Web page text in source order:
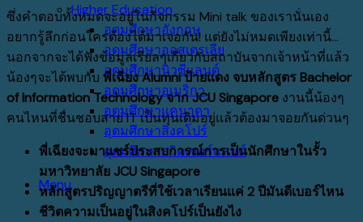
Higher Education
อุดมศึกษาอังกฤษ
อุดมศึกษาออสเตรเลีย
อุดมศึกษานิวซีแลนด์
อุดมศึกษาอเมริกา
อุดมศึกษาแคนาดา
อุดมศึกษาสิงคโปร์
อุดมศึกษาสวิตเซอร์แลนด์
Menu
ซึ่งคำตอบทั้งหมดจะอยู่ในกิจกรรม Mini talk ของเรานั่นเอง
อยากรู้ลึกก่อนใครต้องได้มาเจอกัน! แต่ยังไม่หมดเพียงเท่านี้…
นอกจากจะได้ฟังข้อมูลเรียลๆเกี่ยวกับสถาบันจากเจ้าหน้าที่แล้ว
น้องๆจะได้พบกับ พี่เฉียงAlumni ป้ายแดง จบหลักสูตร Bachelor
of Information Technology จาก JCU Singapore งานนี้น้องๆ
คนไหนที่ชื่นชอบสาย IT เป็นทุนเดิมอยู่แล้วต้องมาจอยกันด่วนๆ
พี่เฉียงจะมาแชร์ประสบการณ์การเป็นนักศึกษาในรั้ว
มหาวิทยาลัย JCU Singapore
หลักสูตรปริญญาตรีที่ใช้เวลาเรียนแค่ 2 ปีมันดีเบอร์ไหน
ชีวิตความเป็นอยู่ในสิงคโปร์เป็นยังไง